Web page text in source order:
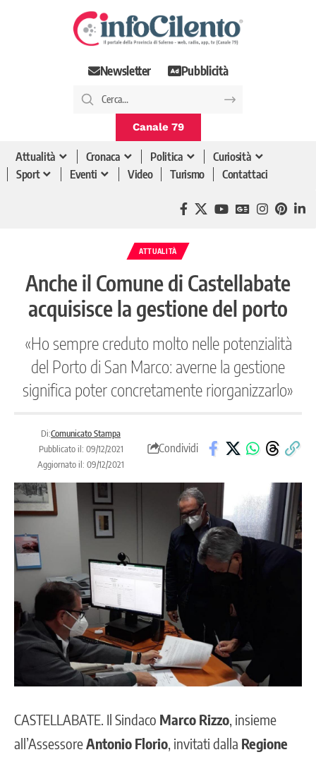
Newsletter Pubblicità
Canale 79
Attualità Cronaca Politica
Curiosità
Sport
Eventi Video Turismo Contattaci
ATTUALITÀ
Anche il Comune di Castellabate
acquisisce la gestione del porto
«Ho sempre creduto molto nelle potenzialità
del Porto di San Marco: averne la gestione
significa poter concretamente riorganizzarlo»
Di:Comunicato Stampa
Pubblicato il: 09/12/2021
Aggiornato il: 09/12/2021
Condividi
CASTELLABATE . Il Sindaco Marco Rizzo , insieme
all’AssessoreAntonio Florio , invitati dalla Regione